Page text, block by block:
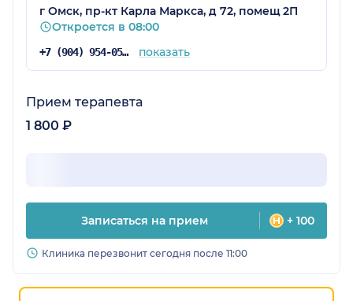
приду на повторный прием, чтобы обсудить
результаты анализов и подобрать
консультацию и доброжелательное
г Омск, пр-кт Карла Маркса, д 72, помещ 2П
Откроется в 08:00
+7 (904) 954-05-68 показать
Прием терапевта
1 800 ₽
Записаться на прием + 100
Клиника перезвонит сегодня после 11:00